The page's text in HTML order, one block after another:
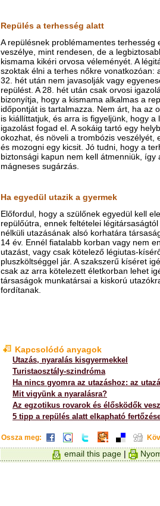
Repülés a terhesség alatt
A repülésnek problémamentes terhesség
veszélye, mint rendesen, de a
kismama kikéri orvosa véleményét. A
szoktak élni a terhes nőkre vonatkozóan:
32. hét után nem javasolják vagy
repülést. A 28. hét után csak orvosi
bizonyítja, hogy a kismama alkalmas a
időpontját is tartalmazza. Nem árt, ha az
is kiállíttatjuk, és arra is figyeljünk, hogy a
igazolást fogad el. A sokáig tartó egy
okozhat, és növeli a trombózis veszélyét,
és mozogni egy kicsit. Jó tudni, hogy a
biztonsági kapun nem kell átmenniük, így
mágneses sugárzás.
Ha egyedül utazik a gyermek
Előfordul, hogy a szülőnek egyedül kell
repülőútra, ennek feltételei
nélküli utazásának alsó korhatára
14 év. Ennél fiatalabb korban vagy nem
utazást, vagy csak kötelező légiutas-
pluszköltséggel jár. A szakszerű kíséret
csak az arra kötelezett életkorban lehet
társaságok munkatársai a kiskorú
fordítanak.
Kapcsolódó anyagok
Utazás, nyaralás kisgyermekkel
Turistaosztály-szindróma
Ha nincs gyomra az utazáshoz: az
Mit vigyünk a nyaralásra?
Az egzotikus rovarok és élősködők
5 tipp a repülés alatt elkapható
Ossza meg:
email this page |